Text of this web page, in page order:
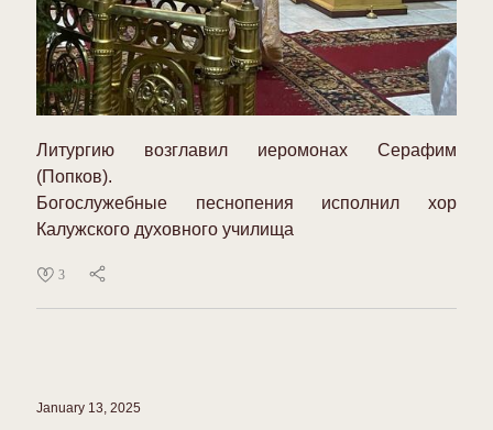
Литургию возглавил иеромонах Серафим
(Попков).
Богослужебные песнопения исполнил хор
Калужского духовного училища
3
January 13, 2025